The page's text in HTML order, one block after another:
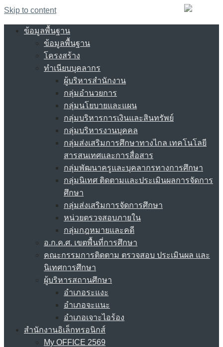
Skip to content
ข้อมูลพื้นฐาน
ข้อมูลพื้นฐาน
โครงสร้าง
ทำเนียบบุคลากร
ผู้บริหารสำนักงาน
กลุ่มอำนวยการ
กลุ่มนโยบายและแผน
กลุ่มบริหารการเงินและสินทรัพย์
กลุ่มบริหารงานบุคคล
กลุ่มส่งเสริมการศึกษาทางไกล เทคโนโลยี
สารสนเทศและการสื่อสาร
กลุ่มพัฒนาครูและบุคลากรทางการศึกษา
กลุ่มนิเทศ ติดตามและประเมินผลการจัดการ
ศึกษา
กลุ่มส่งเสริมการจัดการศึกษา
หน่วยตรวจสอบภายใน
กลุ่มกฎหมายและคดี
อ.ก.ค.ศ. เขตพื้นที่การศึกษา
คณะกรรมการติดตาม ตรวจสอบ ประเมินผล และ
นิเทศการศึกษา
ผู้บริหารสถานศึกษา
อำเภอระแงะ
อำเภอจะแนะ
อำเภอเจาะไอร้อง
สำนักงานอิเล็กทรอนิกส์
My OFFICE 2569